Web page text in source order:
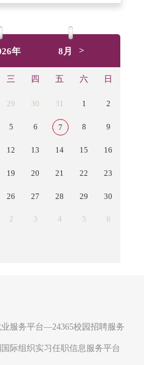
年 8月 >
三 四 五 六 日
29 30 31 1 2
5 6 7 8 9
12 13 14 15 16
19 20 21 22 23
26 27 28 29 30
2 3 4 5 6
业服务平台—24365校园招聘服务
际组织实习任职信息服务平台